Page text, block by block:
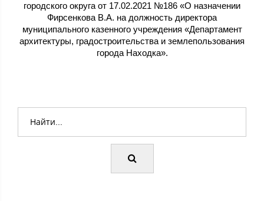
городского округа от 17.02.2021 №186 «О назначении
Фирсенкова В.А. на должность директора
муниципального казенного учреждения «Департамент
архитектуры, градостроительства и землепользования
города Находка».